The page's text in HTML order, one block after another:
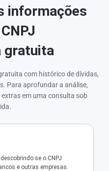
informações
gratuita
com histórico de dívidas,
Para aprofundar a análise,
em uma consulta sob
se o CNPJ
e outras empresas.